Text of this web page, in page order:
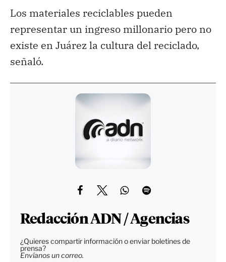
Los materiales reciclables pueden
representar un ingreso millonario pero no
existe en Juárez la cultura del reciclado,
señaló.
Redacción ADN / Agencias
¿Quieres compartir información o enviar boletines de
prensa?
Envíanos un correo.